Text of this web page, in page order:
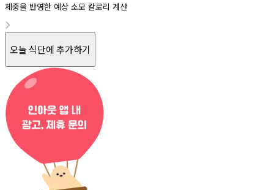
체중을 반영한 예상 소모 칼로리 계산
오늘 식단에 추가하기